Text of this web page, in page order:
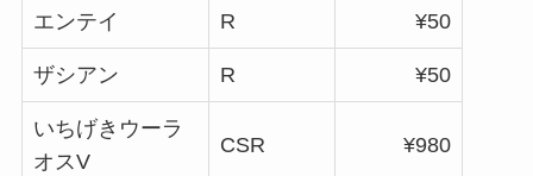
エンテイ R ¥50
ザシアン R ¥50
いちげきウーラ
オスV
CSR ¥980